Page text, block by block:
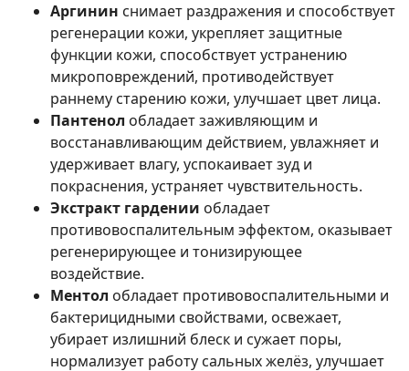
Аргинин снимает раздражения и способствует
регенерации кожи, укрепляет защитные
функции кожи, способствует устранению
микроповреждений, противодействует
раннему старению кожи, улучшает цвет лица.
Пантенол обладает заживляющим и
восстанавливающим действием, увлажняет и
удерживает влагу, успокаивает зуд и
покраснения, устраняет чувствительность.
Экстракт гардении обладает
противовоспалительным эффектом, оказывает
регенерирующее и тонизирующее
воздействие.
Ментол обладает противовоспалительными и
бактерицидными свойствами, освежает,
убирает излишний блеск и сужает поры,
нормализует работу сальных желёз, улучшает